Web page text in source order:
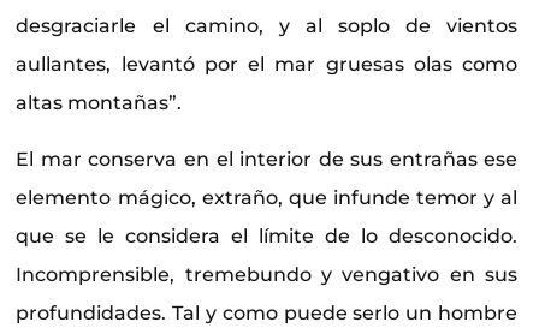
desgraciarle el camino, y al soplo de vientos
aullantes, levantó por el mar gruesas olas como
altas montañas”.
El mar conserva en el interior de sus entrañas ese
elemento mágico, extraño, que infunde temor y al
que se le considera el límite de lo desconocido.
Incomprensible, tremebundo y vengativo en sus
profundidades. Tal y como puede serlo un hombre